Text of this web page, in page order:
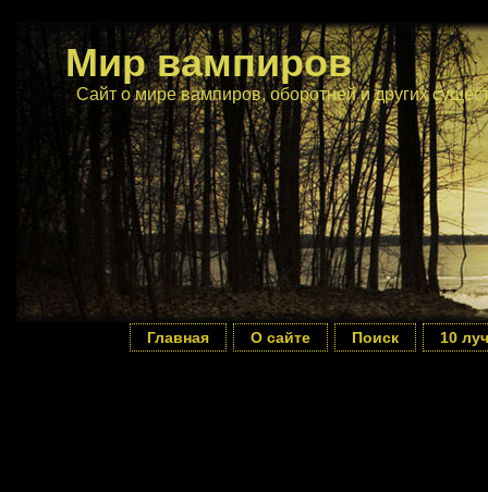
Мир вампиров
Сайт о мире вампиров, оборотней и других
Главная О сайте Поиск 10